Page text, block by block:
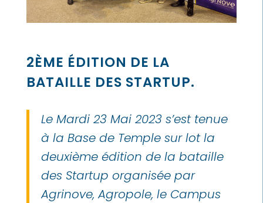
2ÈME ÉDITION DE LA
BATAILLE DES STARTUP.
Le Mardi 23 Mai 2023 s’est tenue
à la Base de Temple sur lot la
deuxième édition de la bataille
des Startup organisée par
Agrinove, Agropole, le Campus